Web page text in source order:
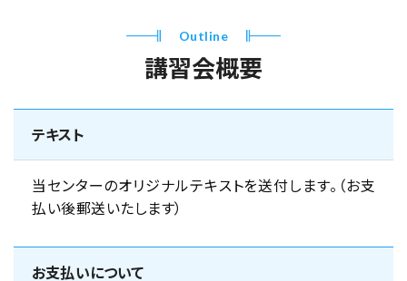
Outline
講習会概要
テキスト
当センターのオリジナルテキストを送付します。（お支
払い後郵送いたします）
お支払いについて